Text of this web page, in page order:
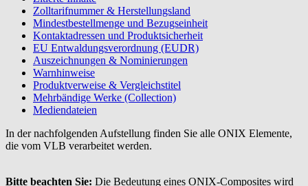
Zolltarifnummer & Herstellungsland
Mindestbestellmenge und Bezugseinheit
Kontaktadressen und Produktsicherheit
EU Entwaldungsverordnung (EUDR)
Auszeichnungen & Nominierungen
Warnhinweise
Produktverweise & Vergleichstitel
Mehrbändige Werke (Collection)
Mediendateien
In der nachfolgenden Aufstellung finden Sie alle ONIX Elemente,
die vom VLB verarbeitet werden.
Bitte beachten Sie: Die Bedeutung eines ONIX-Composites wird